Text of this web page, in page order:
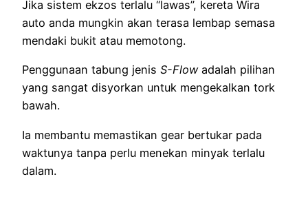
Jika sistem ekzos terlalu “lawas”, kereta Wira
auto anda mungkin akan terasa lembap semasa
mendaki bukit atau memotong.
Penggunaan tabung jenis S-Flowadalah pilihan
yang sangat disyorkan untuk mengekalkan tork
bawah.
Ia membantu memastikan gear bertukar pada
waktunya tanpa perlu menekan minyak terlalu
dalam.